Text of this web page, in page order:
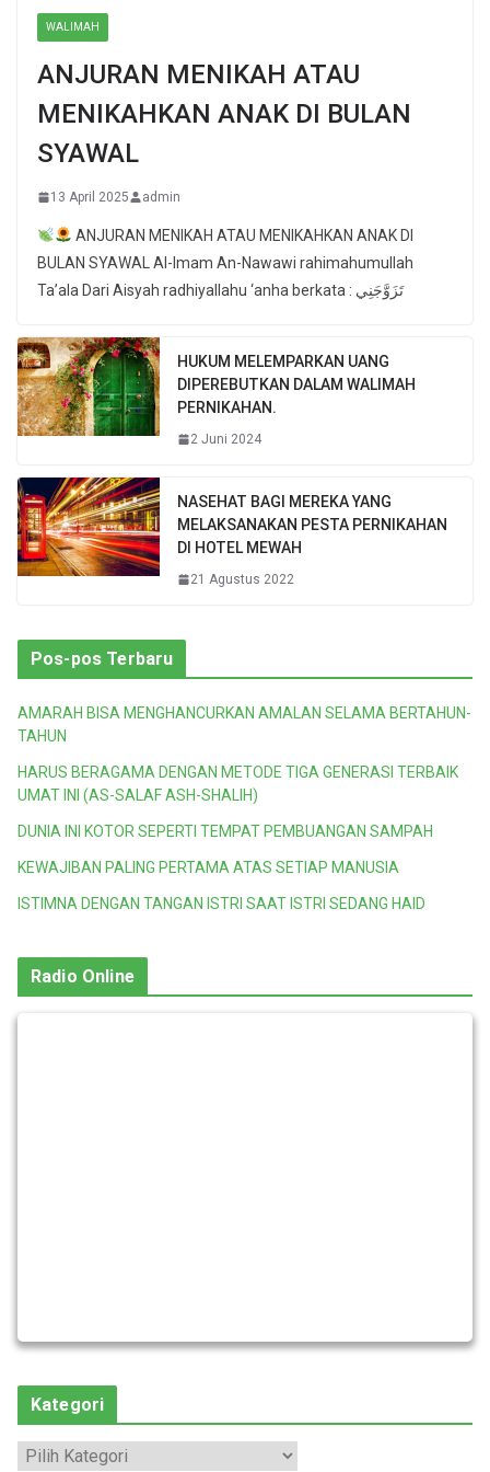
WALIMAH
ANJURAN MENIKAH ATAU
MENIKAHKAN ANAK DI BULAN
SYAWAL
13 April 2025 admin
ANJURAN MENIKAH ATAU MENIKAHKAN ANAK DI
BULAN SYAWAL Al-Imam An-Nawawi rahimahumullah
Ta’ala Dari Aisyah radhiyallahu ‘anha berkata : تَزَوَّجَنِي
HUKUM MELEMPARKAN UANG
DIPEREBUTKAN DALAM WALIMAH
PERNIKAHAN.
2 Juni 2024
NASEHAT BAGI MEREKA YANG
MELAKSANAKAN PESTA PERNIKAHAN
DI HOTEL MEWAH
21 Agustus 2022
Pos-pos Terbaru
AMARAH BISA MENGHANCURKAN AMALAN SELAMA BERTAHUN-
TAHUN
HARUS BERAGAMA DENGAN METODE TIGA GENERASI TERBAIK
UMAT INI (AS-SALAF ASH-SHALIH)
DUNIA INI KOTOR SEPERTI TEMPAT PEMBUANGAN SAMPAH
KEWAJIBAN PALING PERTAMA ATAS SETIAP MANUSIA
ISTIMNA DENGAN TANGAN ISTRI SAAT ISTRI SEDANG HAID
Radio Online
Kategori